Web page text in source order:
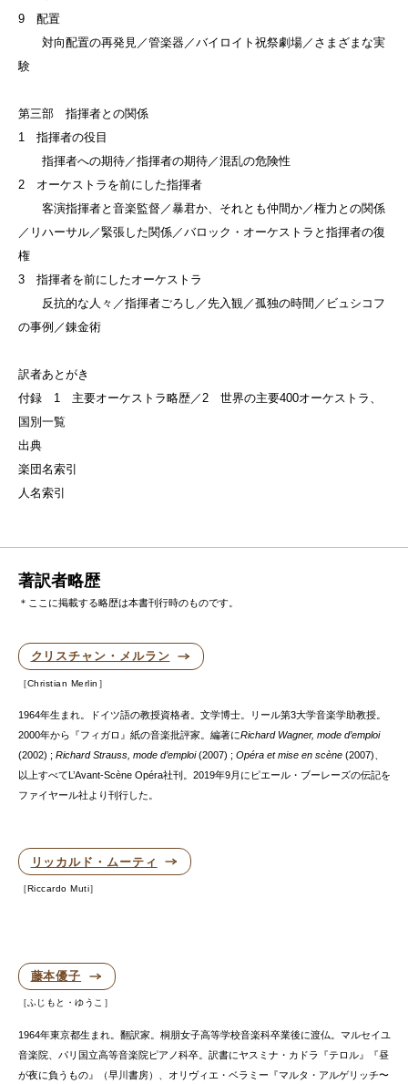
9 配置
対向配置の再発見／管楽器／バイロイト祝祭劇場／さまざまな実
験
第三部 指揮者との関係
1 指揮者の役目
指揮者への期待／指揮者の期待／混乱の危険性
2 オーケストラを前にした指揮者
客演指揮者と音楽監督／暴君か、それとも仲間か／権力との関係
／リハーサル／緊張した関係／バロック・オーケストラと指揮者の復
権
3 指揮者を前にしたオーケストラ
反抗的な人々／指揮者ごろし／先入観／孤独の時間／ビュシコフ
の事例／錬金術
訳者あとがき
付録 1 主要オーケストラ略歴／2 世界の主要400オーケストラ、
国別一覧
出典
楽団名索引
人名索引
著訳者略歴
＊ここに掲載する略歴は本書刊行時のものです。
クリスチャン・メルラン
Christian Merlin
1964年生まれ。ドイツ語の教授資格者。文学博士。リール第3大学音楽学助教授。
2000年から『フィガロ』紙の音楽批評家。編著にRichard Wagner, mode d’emploi
(2002) ; Richard Strauss, mode d’emploi(2007) ; Opéra et mise en scène(2007)、
以上すべてL’Avant-Scène Opéra社刊。2019年9月にピエール・ブーレーズの伝記を
ファイヤール社より刊行した。
リッカルド・ムーティ
Riccardo Muti
藤本優子
ふじもと・ゆうこ
1964年東京都生まれ。翻訳家。桐朋女子高等学校音楽科卒業後に渡仏。マルセイユ
音楽院、パリ国立高等音楽院ピアノ科卒。訳書にヤスミナ・カドラ『テロル』『昼
が夜に負うもの』（早川書房）、オリヴィエ・ベラミー『マルタ・アルゲリッチ〜